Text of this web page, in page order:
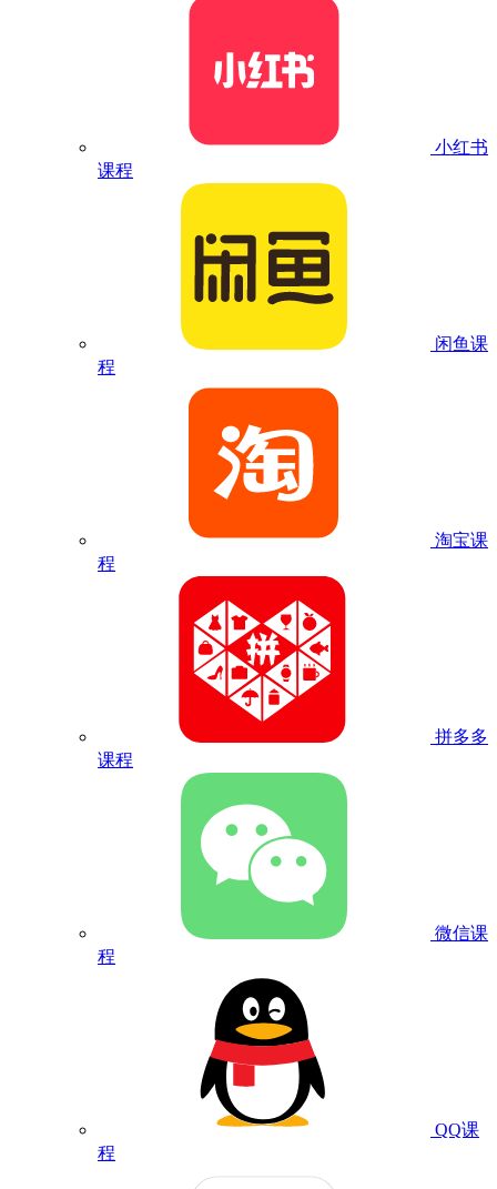
小红书
课程
闲鱼课
程
淘宝课
程
拼多多
课程
微信课
程
QQ课
程